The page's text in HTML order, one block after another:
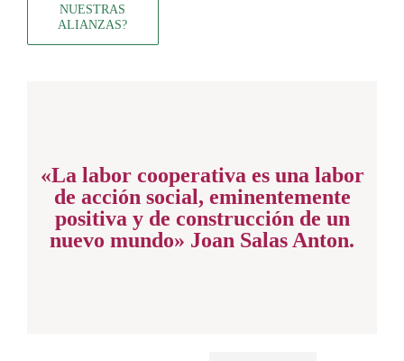
NUESTRAS
ALIANZAS?
«La labor cooperativa es una labor
de acción social, eminentemente
positiva y de construcción de un
nuevo mundo» Joan Salas Anton.